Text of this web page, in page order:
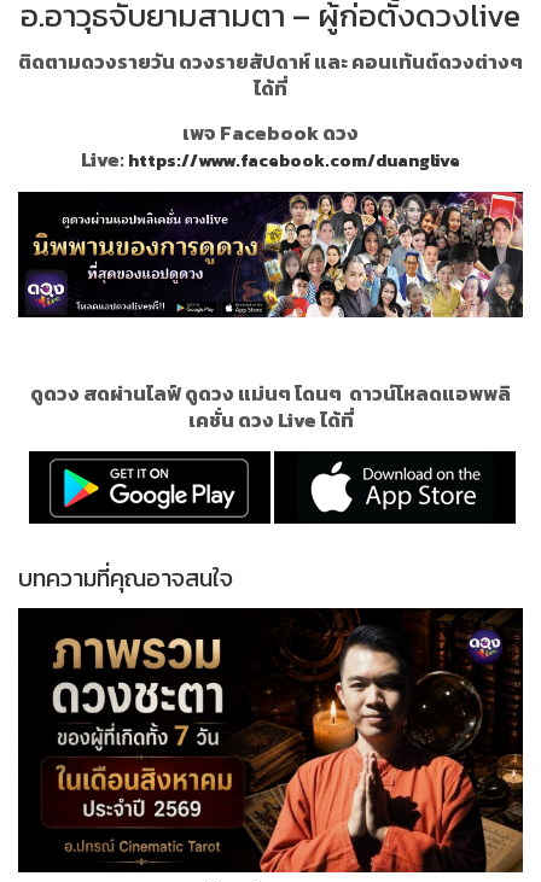
อ.อาวุธจับยามสามตา – ผู้ก่อตั้งดวงlive
ติดตามดวงรายวัน ดวงรายสัปดาห์ และ คอนเท้นต์ดวงต่างๆ
ได้ที่
เพจ Facebook ดวง
Live:https://www.facebook.com/duanglive
ดูดวง สดผ่านไลฟ์ ดูดวง แม่นๆ โดนๆ ดาวน์โหลดแอพพลิ
เคชั่น ดวง Live ได้ที่
บทความที่คุณอาจสนใจ